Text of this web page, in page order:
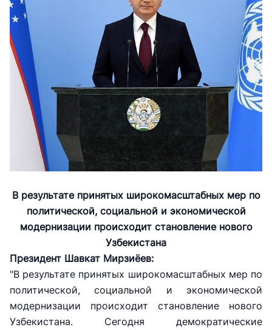
В результате принятых широкомасштабных мер по
политической, социальной и экономической
модернизации происходит становление нового
Узбекистана
Президент Шавкат Мирзиёев:
"В результате принятых широкомасштабных мер по
политической, социальной и экономической
модернизации происходит становление нового
Узбекистана. Сегодня демократические